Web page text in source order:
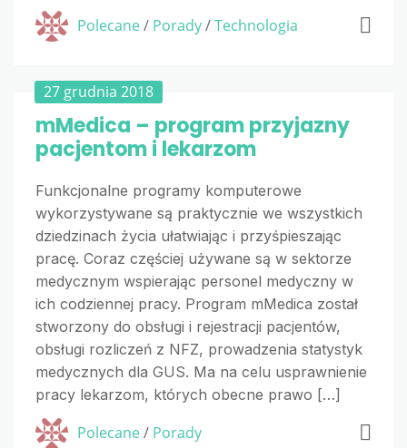
Polecane/ Porady/Technologia
27 grudnia 2018
mMedica – program przyjazny
pacjentom i lekarzom
Funkcjonalne programy komputerowe
wykorzystywane są praktycznie we wszystkich
dziedzinach życia ułatwiając i przyśpieszając
pracę. Coraz częściej używane są w sektorze
medycznym wspierając personel medyczny w
ich codziennej pracy. Program mMedica został
stworzony do obsługi i rejestracji pacjentów,
obsługi rozliczeń z NFZ, prowadzenia statystyk
medycznych dla GUS. Ma na celu usprawnienie
pracy lekarzom, których obecne prawo […]
Polecane/ Porady